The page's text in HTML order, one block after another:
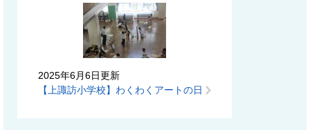
2025年6月6日更新
【上諏訪小学校】わくわくアートの日